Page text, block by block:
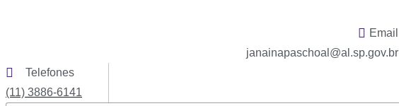
conteúdo
Email
janainapaschoal@al.sp.gov.br
Telefones
(11) 3886-6141